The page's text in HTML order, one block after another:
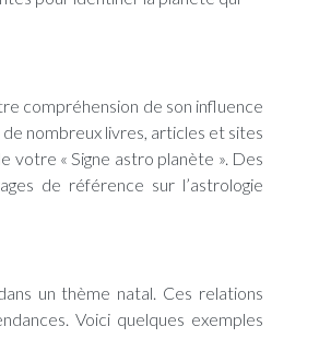
compréhension de son influence
nombreux livres, articles et sites
votre « Signe astro planète ». Des
de référence sur l’astrologie
un thème natal. Ces relations
Voici quelques exemples